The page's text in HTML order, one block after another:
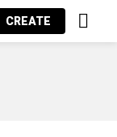
CREATE